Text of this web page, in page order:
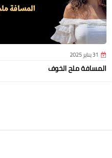
31 يناير 2025
المسافة ملح الخوف